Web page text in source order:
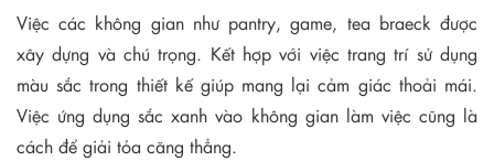
Việc các không gian như pantry, game, tea braeck được
xây dựng và chú trọng. Kết hợp với việc trang trí sử dụng
màu sắc trong thiết kế giúp mang lại cảm giác thoải mái.
Việc ứng dụng sắc xanh vào không gian làm việc cũng là
cách để giải tỏa căng thẳng.